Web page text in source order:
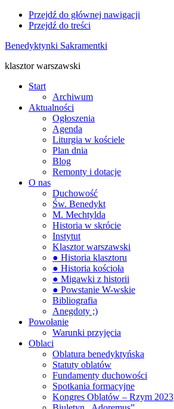
Przejdź do głównej nawigacji
Przejdź do treści
Benedyktynki Sakramentki
klasztor warszawski
Start
Archiwum
Aktualności
Ogłoszenia
Agenda
Liturgia w kościele
Plan dnia
Blog
Remonty i dotacje
O nas
Duchowość
Św. Benedykt
M. Mechtylda
Historia w skrócie
Instytut
Klasztor warszawski
● Historia klasztoru
● Historia kościoła
● Migawki z historii
● Powstanie W-wskie
Bibliografia
Anegdoty ;)
Powołanie
Warunki przyjęcia
Oblaci
Oblatura benedyktyńska
Statuty oblatów
Fundamenty duchowości
Spotkania formacyjne
Kongres Oblatów – Rzym 2023